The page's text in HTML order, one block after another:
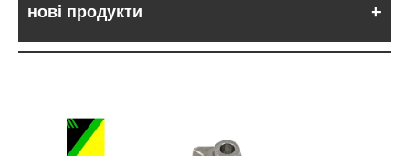
нові продукти